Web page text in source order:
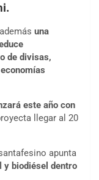
una
de divisas,
este año con
llegar al 20
apunta
y biodiésel dentro